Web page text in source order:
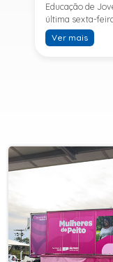
Educação de
última sexta-feira
cerimônia
alunos e entrou
SESI,
retomar os
Jovens e
oferecida em
passou por
com o SESI, a
o Ensino
Médio,
para que jovens
Ver mais